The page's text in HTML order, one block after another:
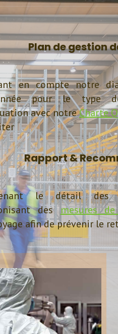
Plan de gestion
en compte notre
pour le type
avec notreCharte
Rapport &
le détail des
desmesures
afin de prévenir le